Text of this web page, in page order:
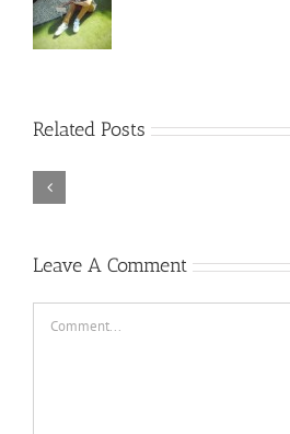
Related Posts
Leave A Comment